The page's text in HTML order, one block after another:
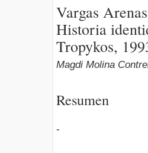
Vargas
Historia
Tropykos,
Magdi Molina
Resumen
-